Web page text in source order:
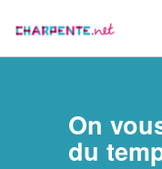
On
du